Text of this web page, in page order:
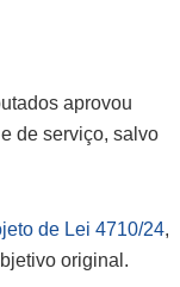
aprovou
de serviço, salvo
de Lei 4710/24,
original.